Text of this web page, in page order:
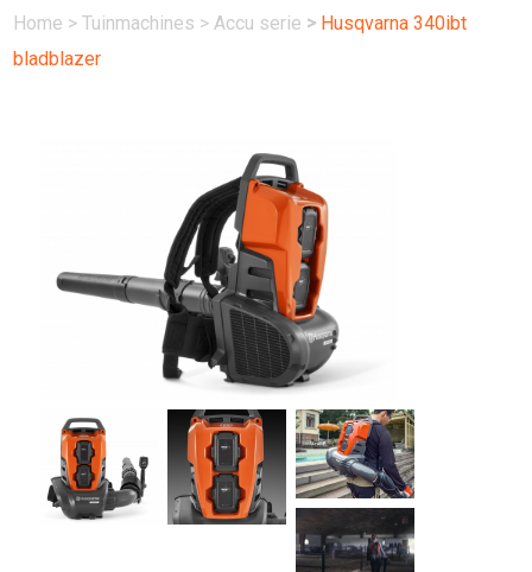
Home >Tuinmachines > Accu serie > Husqvarna 340ibt
bladblazer